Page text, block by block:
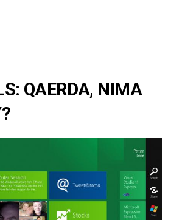
QAERDA, NIMA